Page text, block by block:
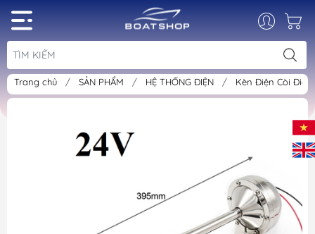
Trang chủ / SẢN PHẨM / HỆ THỐNG ĐIỆN / Kèn Điện Còi Điện